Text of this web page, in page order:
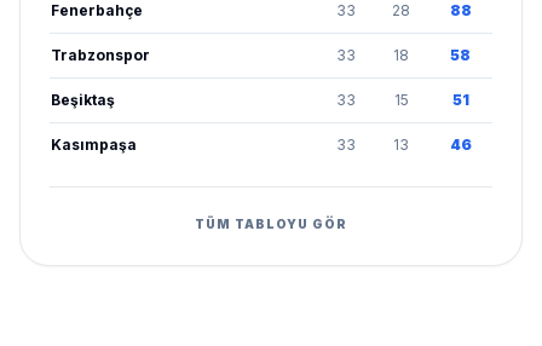
Fenerbahçe 33 28 88
Trabzonspor 33 18 58
Beşiktaş 33 15 51
Kasımpaşa 33 13 46
TÜM TABLOYU GÖR